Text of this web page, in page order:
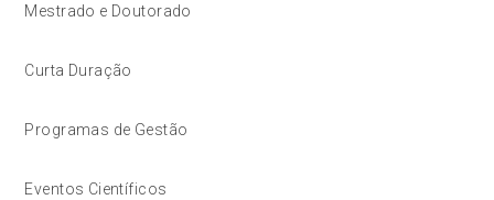
Mestrado e Doutorado
Curta Duração
Programas de Gestão
Eventos Científicos